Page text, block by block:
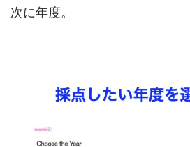
次に年度。